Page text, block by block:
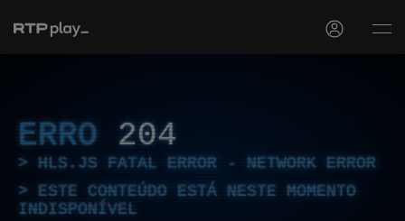
ERRO 204
HLS.JS FATAL ERROR - NETWORK ERROR
ESTE CONTEÚDO ESTÁ NESTE MOMENTO
INDISPONÍVEL